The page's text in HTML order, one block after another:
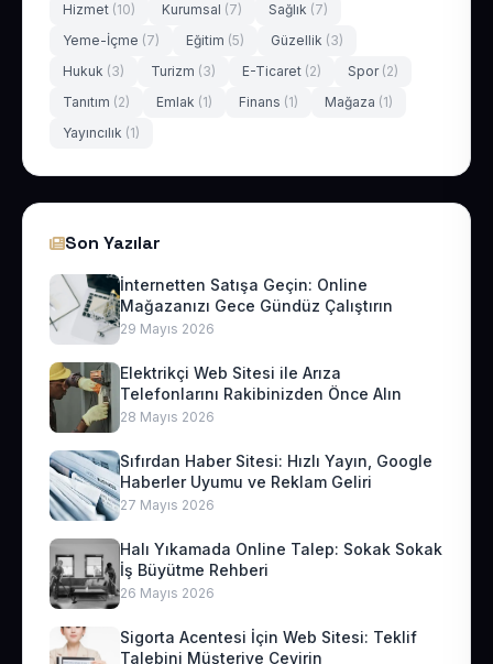
Hizmet (10) Kurumsal (7) Sağlık (7)
Yeme-İçme (7) Eğitim (5) Güzellik (3)
Hukuk (3) Turizm (3) E-Ticaret (2) Spor (2)
Tanıtım (2) Emlak (1) Finans (1) Mağaza (1)
Yayıncılık (1)
Son Yazılar
İnternetten Satışa Geçin: Online
Mağazanızı Gece Gündüz Çalıştırın
29 Mayıs 2026
Elektrikçi Web Sitesi ile Arıza
Telefonlarını Rakibinizden Önce Alın
28 Mayıs 2026
Sıfırdan Haber Sitesi: Hızlı Yayın, Google
Haberler Uyumu ve Reklam Geliri
27 Mayıs 2026
Halı Yıkamada Online Talep: Sokak Sokak
İş Büyütme Rehberi
26 Mayıs 2026
Sigorta Acentesi İçin Web Sitesi: Teklif
Talebini Müşteriye Çevirin